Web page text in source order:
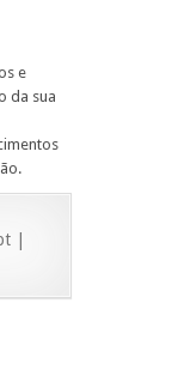
e
da sua
|